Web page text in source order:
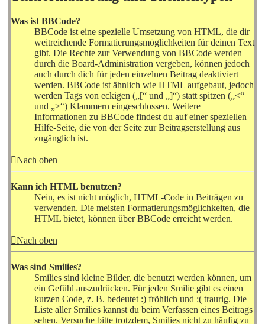
Was ist BBCode?
BBCode ist eine spezielle Umsetzung von HTML, die dir
weitreichende Formatierungsmöglichkeiten für deinen Text
gibt. Die Rechte zur Verwendung von BBCode werden
durch die Board-Administration vergeben, können jedoch
auch durch dich für jeden einzelnen Beitrag deaktiviert
werden. BBCode ist ähnlich wie HTML aufgebaut, jedoch
werden Tags von eckigen („[“ und „]“) statt spitzen („<“
und „>“) Klammern eingeschlossen. Weitere
Informationen zu BBCode findest du auf einer speziellen
Hilfe-Seite, die von der Seite zur Beitragserstellung aus
zugänglich ist.
Nach oben
Kann ich HTML benutzen?
Nein, es ist nicht möglich, HTML-Code in Beiträgen zu
verwenden. Die meisten Formatierungsmöglichkeiten, die
HTML bietet, können über BBCode erreicht werden.
Nach oben
Was sind Smilies?
Smilies sind kleine Bilder, die benutzt werden können, um
ein Gefühl auszudrücken. Für jeden Smilie gibt es einen
kurzen Code, z. B. bedeutet :) fröhlich und :( traurig. Die
Liste aller Smilies kannst du beim Verfassen eines Beitrags
sehen. Versuche bitte trotzdem, Smilies nicht zu häufig zu